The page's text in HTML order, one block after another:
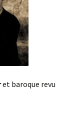
et baroque revu